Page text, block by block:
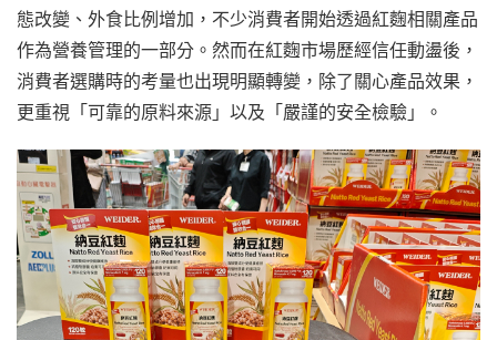
態改變、外食比例增加，不少消費者開始透過紅麴相關產品
作為營養管理的一部分。然而在紅麴市場歷經信任動盪後，
消費者選購時的考量也出現明顯轉變，除了關心產品效果，
更重視「可靠的原料來源」以及「嚴謹的安全檢驗」。